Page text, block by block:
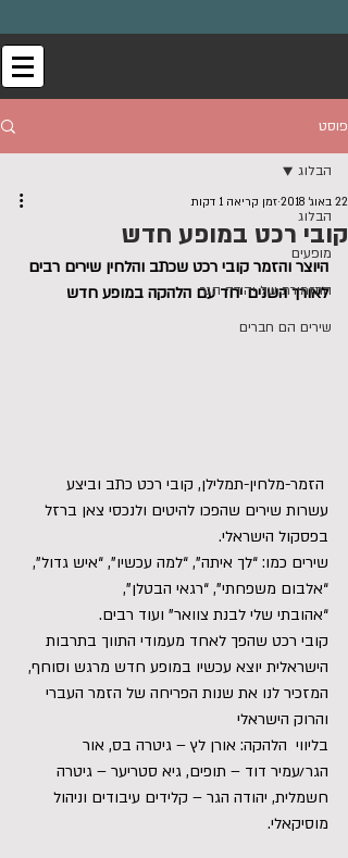
פוסט
הבלוג
מופעים
התזמורת של יהודה הגר
שירים הם חברים
הבלוג
קובי רכט במופע חדש
22 באוג׳ 2018 זמן קריאה 1 דקות
היוצר והזמר קובי רכט שכתב והלחין שירים רבים
לאורך השנים יחד עם הלהקה במופע חדש
הזמר-מלחין-תמלילן, קובי רכט כתב וביצע
עשרות שירים שהפכו להיטים ולנכסי צאן ברזל
בפסקול הישראלי.
שירים כמו: “לך איתה”, “למה עכשיו”, “איש גדול”,
“אלבום משפחתי”, “רגאי הבטלן”,
“אהובתי שלי לבנת צוואר” ועוד רבים.
קובי רכט שהפך לאחד מעמודי התווך בתרבות
הישראלית יוצא עכשיו במופע חדש מרגש וסוחף,
המזכיר לנו את שנות הפריחה של הזמר העברי
והרוק הישראלי
בליווי  הלהקה: אורן לץ – גיטרה בס, אור
הגר/עמיר דוד – תופים, גיא סטריער – גיטרה
חשמלית, יהודה הגר – קלידים עיבודים וניהול
מוסיקאלי.